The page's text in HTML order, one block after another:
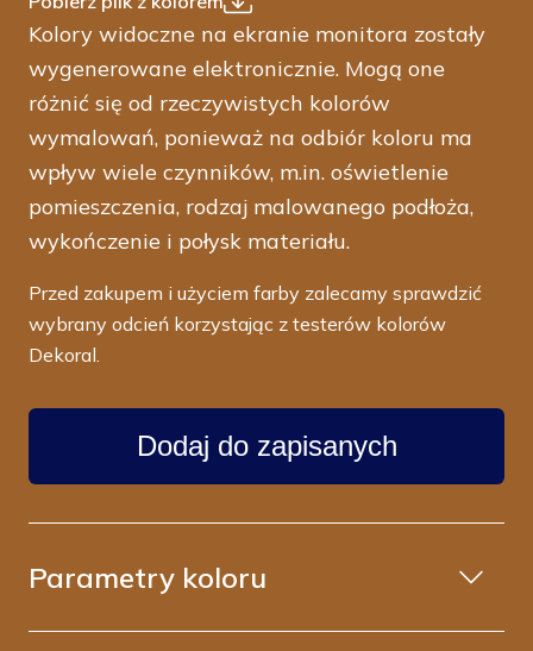
Kolory widoczne na ekranie monitora zostały
wygenerowane elektronicznie. Mogą one
różnić się od rzeczywistych kolorów
wymalowań, ponieważ na odbiór koloru ma
wpływ wiele czynników, m.in. oświetlenie
pomieszczenia, rodzaj malowanego podłoża,
wykończenie i połysk materiału.
Przed zakupem i użyciem farby zalecamy sprawdzić
wybrany odcień korzystając z testerów kolorów
Dekoral.
Dodaj do zapisanych
Parametry koloru